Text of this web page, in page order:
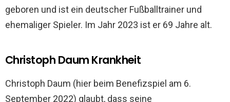
geboren und ist ein deutscher Fußballtrainer und
ehemaliger Spieler. Im Jahr 2023 ist er 69 Jahre alt.
Christoph Daum Krankheit
Christoph Daum (hier beim Benefizspiel am 6.
September 2022) glaubt, dass seine